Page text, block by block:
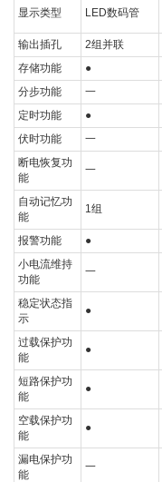
显示类型 LED数码管
输出插孔 2组并联
存储功能
●
分步功能
一
定时功能
●
伏时功能
一
断电恢复功
能
一
自动记忆功
能
1组
报警功能 ●
小电流维持
功能
一
稳定状态指
示
●
过载保护功
能
●
短路保护功
能
●
空载保护功
能
●
漏电保护功
能
一